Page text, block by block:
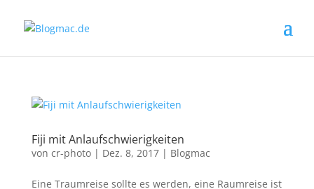
Fiji mit Anlaufschwierigkeiten
von cr-photo| Dez. 8, 2017| Blogmac
Eine Traumreise sollte es werden, eine Raumreise ist